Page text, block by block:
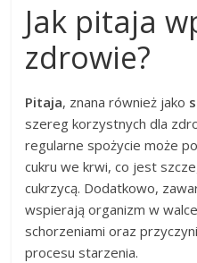
Jak pitaja
zdrowie?
Pitaja, znana również jako
szereg korzystnych dla
regularne spożycie może
cukru we krwi, co jest
cukrzycą. Dodatkowo,
wspierają organizm w
schorzeniami oraz
procesu starzenia.